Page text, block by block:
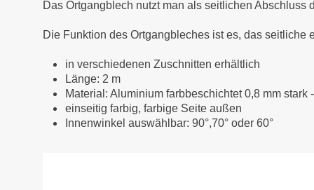
Das Ortgangblech nutzt man als seitlichen
Die Funktion des Ortgangbleches ist es, das
in verschiedenen Zuschnitten erhältlich
Länge: 2 m
Material: Aluminium farbbeschichtet 0,8 mm
einseitig farbig, farbige Seite außen
Innenwinkel auswählbar: 90°,70° oder 60°